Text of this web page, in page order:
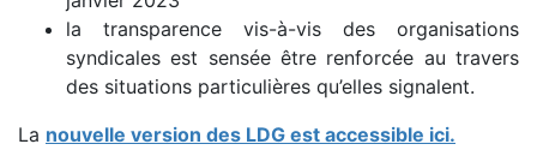
la transparence vis-à-vis des organisations
syndicales est sensée être renforcée au travers
des situations particulières qu’elles signalent.
La nouvelle version des LDG est accessible ici.